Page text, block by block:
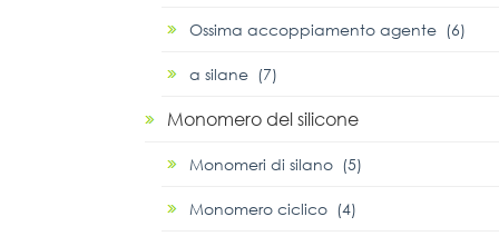
Ossima accoppiamento agente (6)
α silane (7)
Monomero del silicone
Monomeri di silano (5)
Monomero ciclico (4)